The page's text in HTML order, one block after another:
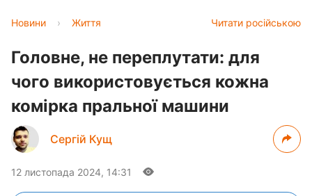
Читати російською
Новини › Життя
Головне, не переплутати: для
чого використовується кожна
комірка пральної машини
Сергій Кущ
12 листопада 2024, 14:31